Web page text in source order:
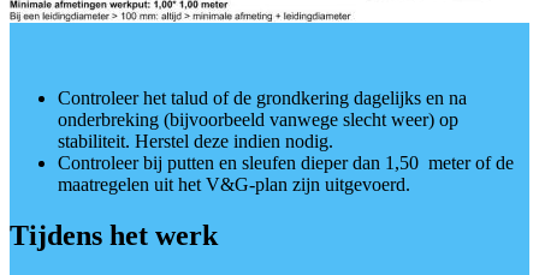
Controleer het talud of de grondkering dagelijks en na
onderbreking (bijvoorbeeld vanwege slecht weer) op
stabiliteit. Herstel deze indien nodig.
Controleer bij putten en sleufen dieper dan 1,50 meter of de
maatregelen uit het V&G-plan zijn uitgevoerd.
Tijdens het werk